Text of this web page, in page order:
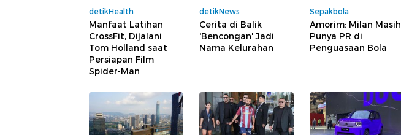
detikHealth
Manfaat Latihan
CrossFit, Dijalani
Tom Holland saat
Persiapan Film
Spider-Man
detikNews
Cerita di Balik
'Bencongan' Jadi
Nama Kelurahan
Sepakbola
Amorim: Milan Masih
Punya PR di
Penguasaan Bola